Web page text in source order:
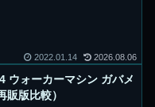
2022.01.14 2026.08.06
ウォーカーマシン ガバメ
販版比較）